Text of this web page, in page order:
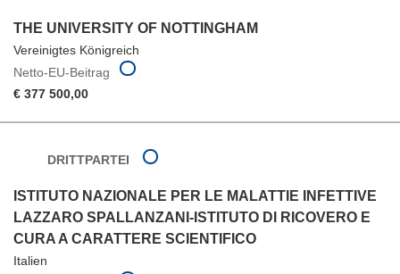
THE UNIVERSITY OF NOTTINGHAM
Vereinigtes Königreich
Netto-EU-Beitrag
€ 377 500,00
DRITTPARTEI
ISTITUTO NAZIONALE PER LE MALATTIE INFETTIVE
LAZZARO SPALLANZANI-ISTITUTO DI RICOVERO E
CURA A CARATTERE SCIENTIFICO
Italien